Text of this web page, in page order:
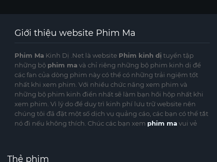
Giới thiệu website Phim Ma
Phim Ma Kinh Dị .Net là website Phim kinh dị tuyển tập
những bộ phim ma và chỉ riêng những bộ phim kinh dị để
các fan của dòng phim này có thể có những trải ngiệm tốt
nhất khi xem phim. Với nhiều chức năng xem phim và
những bộ phim kinh điển nhất sẽ làm bạn hồi hộp nhất khi
xem phim. Vì lý do để duy trì kinh phí lưu trữ website nên
chúng tôi đã đặt một số dịch vụ quảng cáo, các bạn có thể tắt
nó đi nếu không thích. Chúc các bạn xem phim mavui vẻ
Thẻ phim